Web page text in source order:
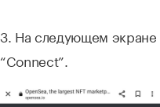
3. На следующем экране
“Connect”.